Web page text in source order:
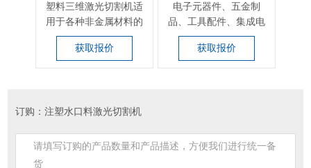
塑料三维激光切割机适
用于各种非金属材料的
三维立体切割，如：
汽...
获取报价
电子元器件、五金制
品、工具配件、集成电
路（IC)、电工电器、
手...
获取报价
订购：注塑水口料激光切割机